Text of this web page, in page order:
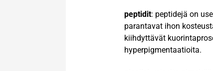
peptidit: peptidejä on
parantavat ihon
kiihdyttävät
hyperpigmentaatioita.